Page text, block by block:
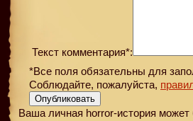
Текст комментария*:
*Все поля обязательны для
Соблюдайте, пожалуйста,
Опубликовать
Ваша личная horror-история может